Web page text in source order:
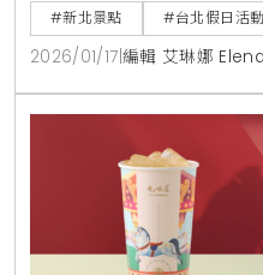
熱門親子景點。展期至
場。
#新北景點 #台北假日活動
2026/01/17 編輯 艾琳娜 Elena